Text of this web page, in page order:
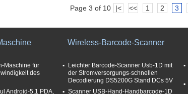
Page 3 of 10 |< << 1 2 3
Maschine für
des
Android-5,1 PDA,
Wireless-Barcode-Scanner
Leichter Barcode-Scanner Usb-1D mit
der Stromversorgungs-schnellen
Decodierung DS5200G Stand DCs 5V
Scanner USB-Hand-Handbarcode-1D